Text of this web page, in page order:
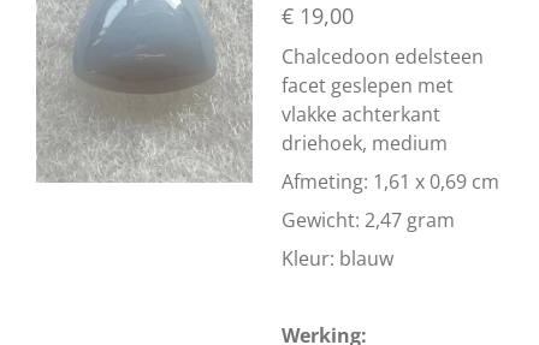
€ 19,00
Chalcedoon edelsteen
facet geslepen met
vlakke achterkant
driehoek, medium
Afmeting: 1,61 x 0,69 cm
Gewicht: 2,47 gram
Kleur: blauw
Werking: